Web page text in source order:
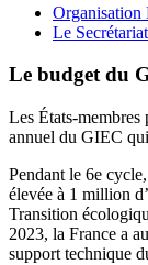
Le
Le budget du
Les États-
annuel du GIEC
Pendant le 6e
élevée à 1 million
Transition
2023, la France a
support technique